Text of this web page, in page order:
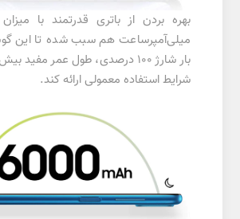
میلی‌آمپر‌ساعت هم سبب شده تا این
بار شارژ 100 درصدی، طول عمر مفید
شرایط استفاده معمولی ارائه کند.